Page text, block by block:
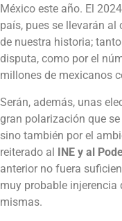
México este año. El
país, pues se llevarán
de nuestra historia;
disputa, como por el
millones de mexicanos
Serán, además, unas
gran polarización que
sino también por el
reiterado al INE y al
anterior no fuera
muy probable
mismas.